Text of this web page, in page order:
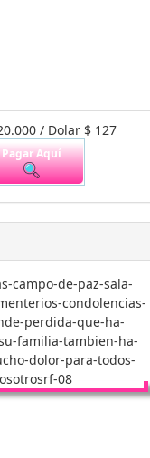
/ Dolar $ 127
Pagar Aquí